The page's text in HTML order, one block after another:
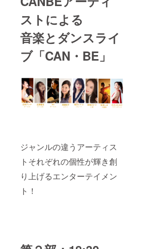
ストによる
音楽とダンスライ
ブ「CAN・BE」
ジャンルの違うアーティス
トそれぞれの個性が輝き創
り上げるエンターテイメン
ト！